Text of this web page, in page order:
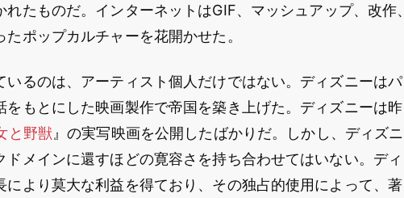
たものだ。インターネットはGIF、マッシュアップ、改作、
ポップカルチャーを花開かせた。
いるのは、アーティスト個人だけではない。ディズニーはパ
をもとにした映画製作で帝国を築き上げた。ディズニーは昨
と野獣』の実写映画を公開したばかりだ。しかし、ディズニ
ドメインに還すほどの寛容さを持ち合わせてはいない。ディ
により莫大な利益を得ており、その独占的使用によって、著